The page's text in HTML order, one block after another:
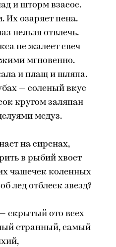
и шторм взасос.
Их озаряет пена.
нельзя отвлечь.
не жалеет свеч
мгновенно.
и плащ и шляпа.
— соленый вкус
кругом заляпан
медуз.
на сиренах,
в рыбий хвост
чашечек коленных
лед отблеск звезд?
скрытый ото всех
странный, самый